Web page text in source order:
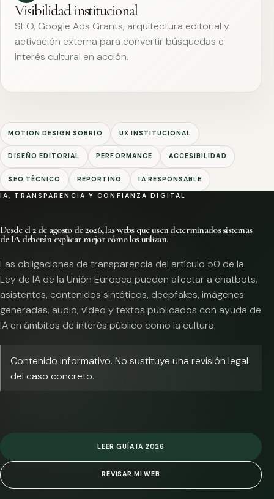
Visibilidad institucional
SEO, Google Ads Grants, arquitectura editorial y
activación externa para convertir búsquedas e
interés cultural en acción.
MOTION DESIGN SOBRIO UX INSTITUCIONAL
DISEÑO EDITORIAL PERFORMANCE ACCESIBILIDAD
SEO TÉCNICO REPORTING IA RESPONSABLE
IA, TRANSPARENCIA Y CONFIANZA DIGITAL
Desde el 2 de agosto de 2026, las webs que usen determinados sistemas
de IA deberán explicar mejor cómo los utilizan.
Las obligaciones de transparencia del artículo 50 de la
Ley de IA de la Unión Europea pueden afectar a chatbots,
asistentes, contenidos sintéticos, deepfakes, imágenes
generadas, audio, vídeo y textos publicados con ayuda de
IA en ámbitos de interés público como la cultura.
Contenido informativo. No sustituye una revisión legal
del caso concreto.
LEER GUÍA IA 2026
REVISAR MI WEB